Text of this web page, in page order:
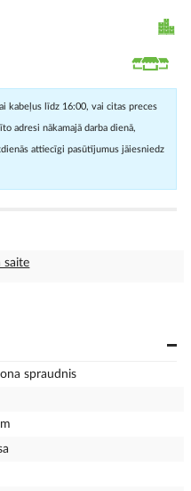
kabeļus līdz 16:00, vai citas preces
adresi nākamajā darba dienā,
attiecīgi pasūtījumus jāiesniedz
saite
spraudnis